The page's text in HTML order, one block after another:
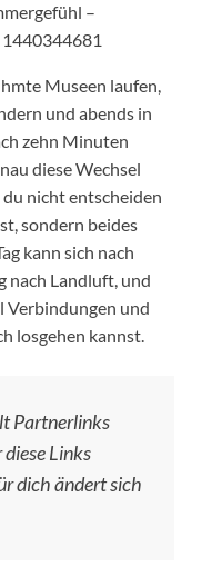
–
Museen laufen,
und abends in
zehn Minuten
diese Wechsel
du nicht entscheiden
sondern beides
kann sich nach
nach Landluft, und
Verbindungen und
losgehen kannst.
Partnerlinks
diese Links
dich ändert sich